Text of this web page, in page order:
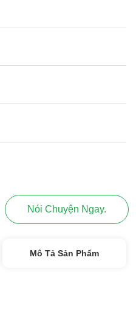
Nói Chuyện Ngay.
Mô Tả Sản Phẩm